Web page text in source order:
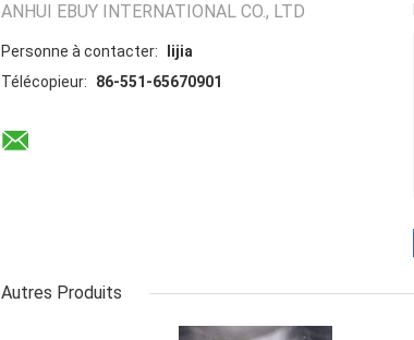
ANHUI EBUY INTERNATIONAL CO., LTD
Personne à contacter:
lijia
Télécopieur:
86-551-65670901
Autres Produits